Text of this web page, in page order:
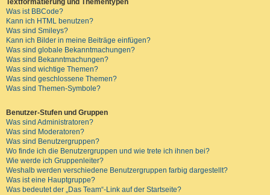
Textformatierung und Thementypen
Was ist BBCode?
Kann ich HTML benutzen?
Was sind Smileys?
Kann ich Bilder in meine Beiträge einfügen?
Was sind globale Bekanntmachungen?
Was sind Bekanntmachungen?
Was sind wichtige Themen?
Was sind geschlossene Themen?
Was sind Themen-Symbole?
Benutzer-Stufen und Gruppen
Was sind Administratoren?
Was sind Moderatoren?
Was sind Benutzergruppen?
Wo finde ich die Benutzergruppen und wie trete ich ihnen bei?
Wie werde ich Gruppenleiter?
Weshalb werden verschiedene Benutzergruppen farbig dargestellt?
Was ist eine Hauptgruppe?
Was bedeutet der „Das Team“-Link auf der Startseite?